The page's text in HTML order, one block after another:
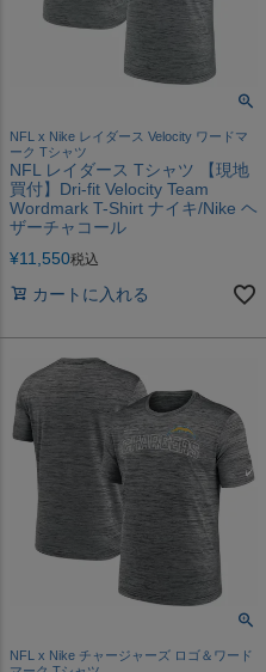
NFL x Nike レイダース Velocity ワードマ
ーク Tシャツ
NFL レイダース Tシャツ 【現地
買付】Dri-fit Velocity Team
Wordmark T-Shirt ナイキ/Nike ヘ
ザーチャコール
¥11,550税込
カートに入れる
NFL x Nike チャージャーズ ロゴ＆ワード